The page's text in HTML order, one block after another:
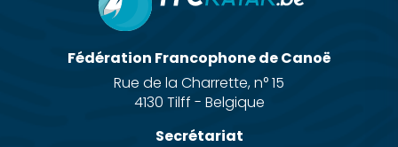
Fédération Francophone de Canoë
Rue de la Charrette, n° 15
4130 Tilff - Belgique
Secrétariat